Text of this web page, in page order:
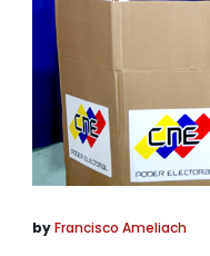
byFrancisco Ameliach